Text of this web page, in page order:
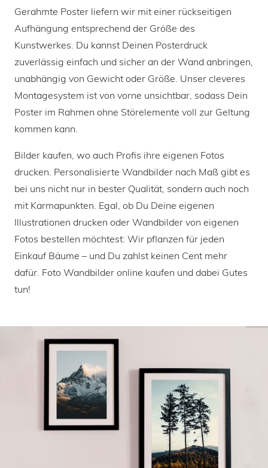
Gerahmte Poster liefern wir mit einer rückseitigen
Aufhängung entsprechend der Größe des
Kunstwerkes. Du kannst Deinen Posterdruck
zuverlässig einfach und sicher an der Wand anbringen,
unabhängig von Gewicht oder Größe. Unser cleveres
Montagesystem ist von vorne unsichtbar, sodass Dein
Poster im Rahmen ohne Störelemente voll zur Geltung
kommen kann.
Bilder kaufen, wo auch Profis ihre eigenen Fotos
drucken. Personalisierte Wandbilder nach Maß gibt es
bei uns nicht nur in bester Qualität, sondern auch noch
mit Karmapunkten. Egal, ob Du Deine eigenen
Illustrationen drucken oder Wandbilder von eigenen
Fotos bestellen möchtest: Wir pflanzen für jeden
Einkauf Bäume – und Du zahlst keinen Cent mehr
dafür. Foto Wandbilder online kaufen und dabei Gutes
tun!